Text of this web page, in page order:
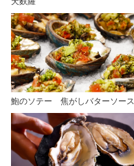
鮑のソテー 焦がしバターソース